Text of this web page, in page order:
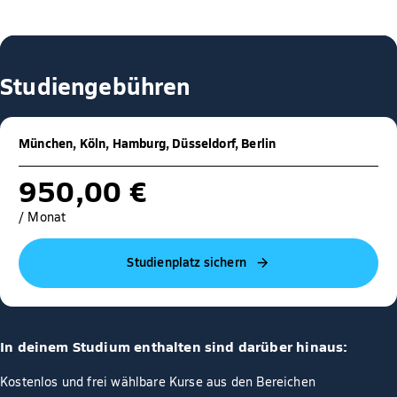
Studiengebühren
München, Köln, Hamburg, Düsseldorf, Berlin
950,00 €
/ Monat
Studienplatz sichern
In deinem Studium enthalten sind darüber hinaus:
Kostenlos und frei wählbare Kurse aus den Bereichen